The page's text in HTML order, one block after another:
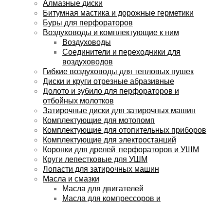
Алмазные диски
Битумная мастика и дорожные герметики
Буры для перфораторов
Воздуховоды и комплектующие к ним
Воздуховоды
Соединители и переходники для
воздуховодов
Гибкие воздуховоды для тепловых пушек
Диски и круги отрезные абразивные
Долото и зубило для перфораторов и
отбойных молотков
Затирочные диски для затирочных машин
Комплектующие для мотопомп
Комплектующие для отопительных приборов
Комплектующие для электростанций
Коронки для дрелей, перфораторов и УШМ
Круги лепестковые для УШМ
Лопасти для затирочных машин
Масла и смазки
Масла для двигателей
Масла для компрессоров и